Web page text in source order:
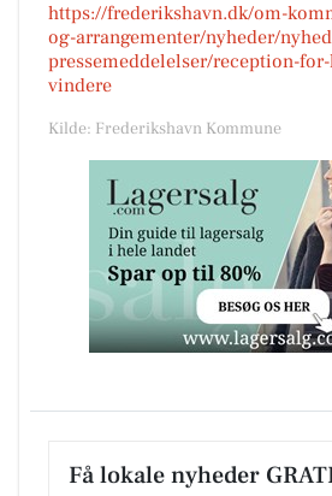
https://frederikshavn.dk/om-
og-arrangementer/nyheder/
pressemeddelelser/reception-
vindere
Kilde: Frederikshavn Kommune
Få lokale nyheder